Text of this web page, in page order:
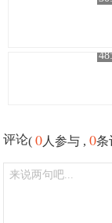
评论(0 人参与 ,0条